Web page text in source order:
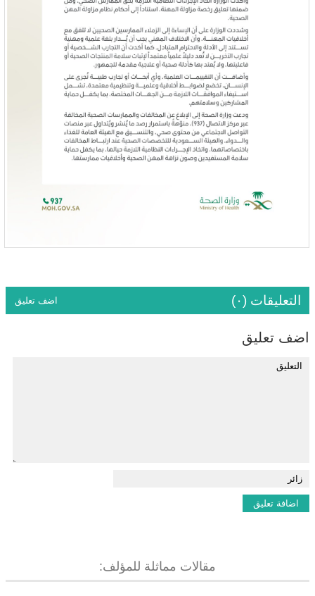
التعليقات (٠) اضف تعليق
اضف تعليق
مقالات مماثلة للمؤلف: